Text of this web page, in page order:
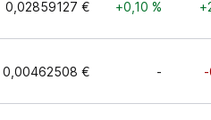
0,02859127 € +0,10 %
0,00462508 € -